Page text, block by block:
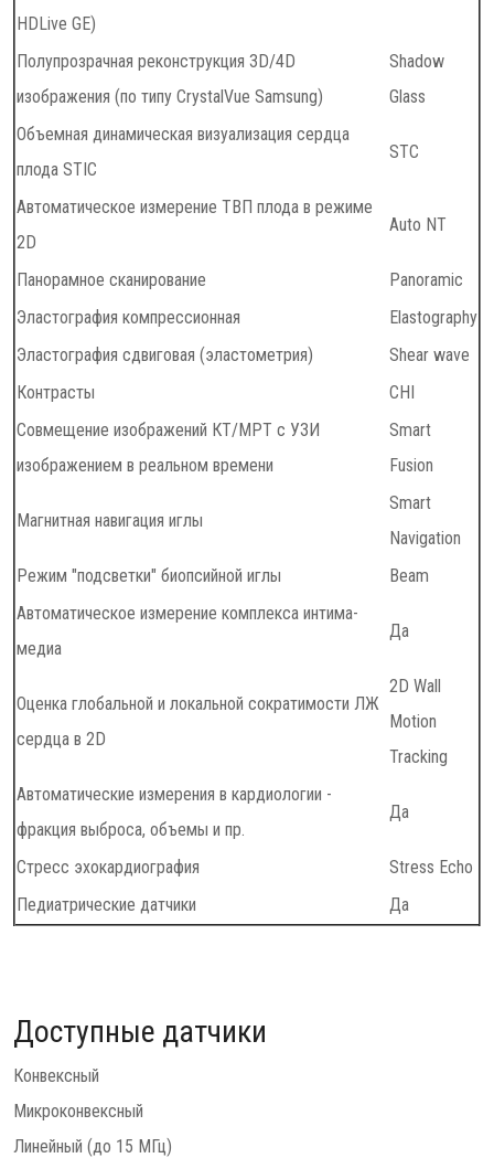
HDLive GE)
Полупрозрачная реконструкция 3D/4D
изображения (по типу CrystalVue Samsung)
Shadow
Glass
Объемная динамическая визуализация сердца
плода STIC
STC
Автоматическое измерение ТВП плода в режиме
2D
Auto NT
Панорамное сканирование
Panoramic
Эластография компрессионная
Elastography
Эластография сдвиговая (эластометрия)
Shear wave
Контрасты
CHI
Совмещение изображений КТ/МРТ с УЗИ
изображением в реальном времени
Smart
Fusion
Магнитная навигация иглы
Smart
Navigation
Режим "подсветки" биопсийной иглы
Beam
Автоматическое измерение комплекса интима-
медиа
Да
Оценка глобальной и локальной сократимости ЛЖ
сердца в 2D
2D Wall
Motion
Tracking
Автоматические измерения в кардиологии -
фракция выброса, объемы и пр.
Да
Стресс эхокардиография
Stress Echo
Педиатрические датчики
Да
Доступные датчики
Конвексный
Микроконвексный
Линейный (до 15 МГц)